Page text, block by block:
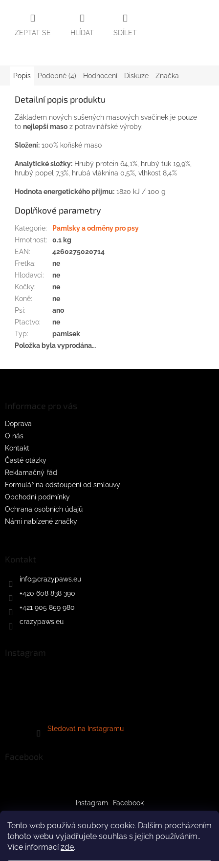
Tento web používá soubory cookie. Dalším procházením
tohoto webu vyjadřujete souhlas s jejich používáním..
Více informacízde.
ZEPTAT SE HLÍDAT SDÍLET
Popis Podobné (4) Hodnocení Diskuze Značka
Detailní popis produktu
Základem nových sušených masových svačinek je pouze
to nejlepší maso z potravinářské výroby.
Složení: 100% koňské maso
Analytické složky: Hrubý protein 64,1%, hrubý tuk 19,9%,
hrubý popel 7,3%, hrubá vláknina 0,5%, vlhkost 8,4%
Hodnota energetického příjmu: 1820 kJ / 100 g
Doplňkové parametry
Kategorie:
Pamlsky a odměny pro psy
Hmotnost:
0.1 kg
EAN:
4260275020714
Fretka:
ne
Hlodavci:
ne
Kočky:
ne
Koně:
ne
Psi:
ano
Ptactvo:
ne
Typ:
pamlsek
Položka byla vyprodána…
Informace pro vás
Doprava
O nás
Kontakt
Časté otázky
Reklamačný řád
Formulář na odstoupení od smlouvy
Obchodní podmínky
Ochrana osobních údajů
Námi nabízené značky
Kontakt
info@crazypaws.eu
+420 608 838 390
+421 905 859 980
crazypaws.eu
Instagram
Sledovat na Instagramu
Facebook
Instagram Facebook